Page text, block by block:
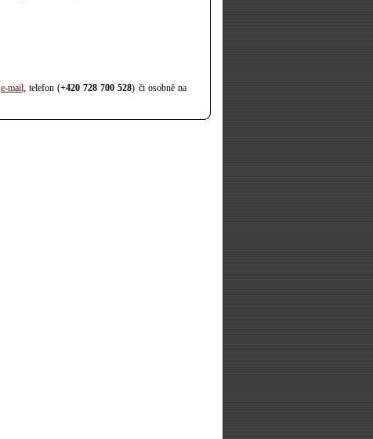
e-mail, telefon (+420 728 700 528) či osobně na